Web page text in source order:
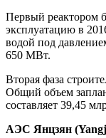
Первый реактором
эксплуатацию в
водой под
650 МВт.
Вторая фаза
Общий объем
составляет 39,45
АЭС Янцзян